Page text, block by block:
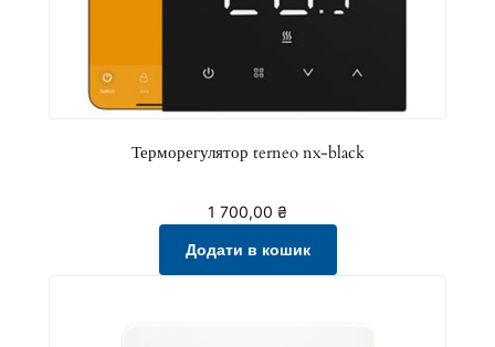
Терморегулятор terneo nx-black
1 700,00 ₴
Додати в кошик